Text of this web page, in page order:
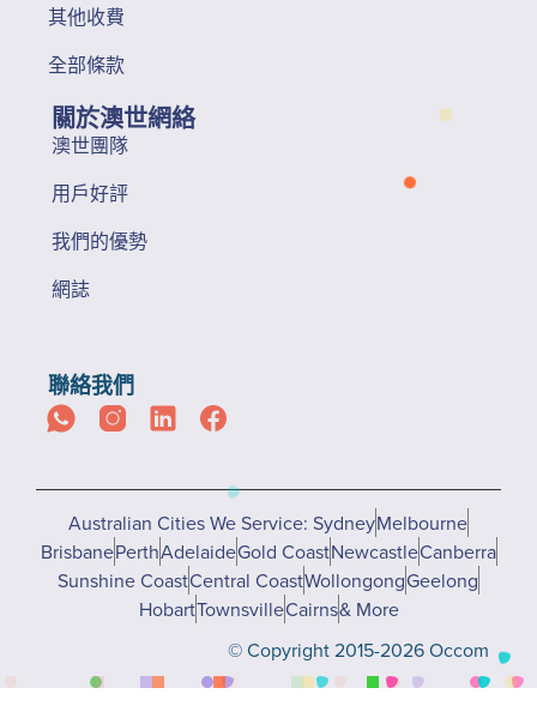
其他收費
全部條款
關於澳世網絡
澳世團隊
用戶好評
我們的優勢
網誌
聯絡我們
Australian Cities We Service: SydneyMelbourne
BrisbanePerthAdelaideGold CoastNewcastleCanberra
Sunshine CoastCentral CoastWollongongGeelong
HobartTownsvilleCairns& More
© Copyright 2015-2026 Occom